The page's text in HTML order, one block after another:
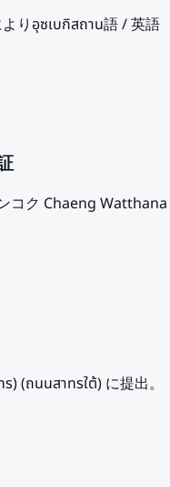
りอุซเบกิสถาน語 / 英語
コク Chaeng Watthana
) (ถนนสาทรใต้) に提出。